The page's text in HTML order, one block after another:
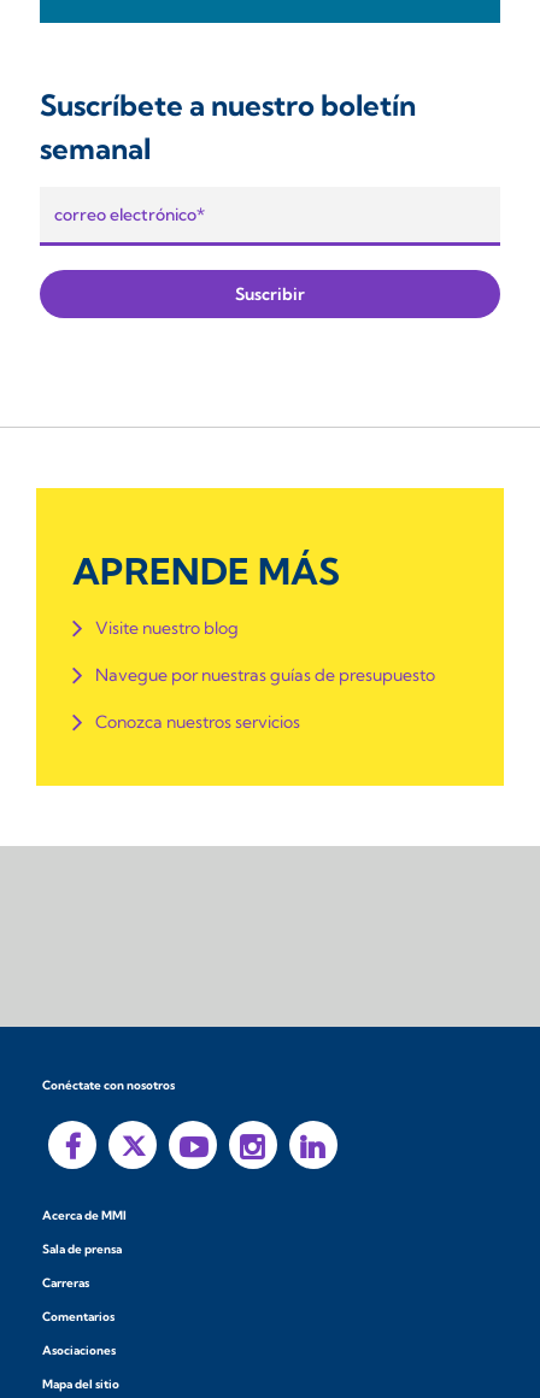
Suscríbete a nuestro boletín
semanal
APRENDE MÁS
Visite nuestro blog
Navegue por nuestras guías de presupuesto
Conozca nuestros servicios
Conéctate con nosotros
Acerca de MMI
Sala de prensa
Carreras
Comentarios
Asociaciones
Mapa del sitio